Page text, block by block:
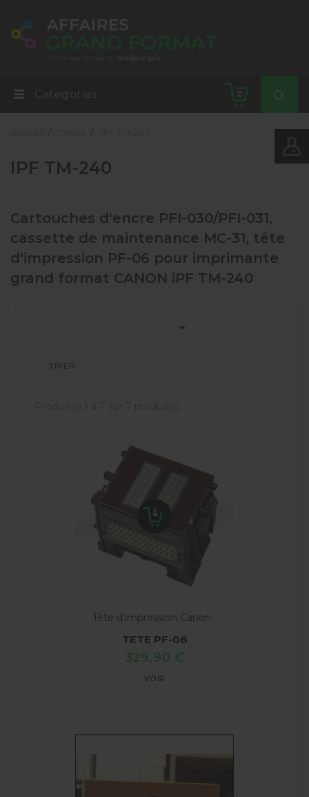
Categories
IPF TM-240
Cartouches d'encre PFI-030/PFI-031,
cassette de maintenance MC-31, tête
d'impression PF-06 pour imprimante
grand format CANON iPF TM-240

TRIER
Tête d'impression Canon...
TETE PF-06
329,90 €
VOIR